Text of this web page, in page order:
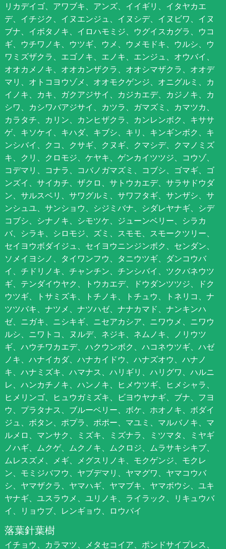
リカデイゴ、アワブキ、アンズ、イイギリ、イタヤカエ
デ、イチジク、イヌエンジュ、イヌシデ、イヌビワ、イヌ
ブナ、イボタノキ、イロハモミジ、ウグイスカグラ、ウコ
ギ、ウチワノキ、ウツギ、ウメ、ウメモドキ、ウルシ、ウ
ワミズザクラ、エゴノキ、エノキ、エンジュ、オウバイ、
オオカメノキ、オオカンザクラ、オオシマザクラ、オオデ
マリ、オトコヨウゾメ、オオモクゲンジ、オニグルミ、カ
イノキ、カキ、ガクアジサイ、カジカエデ、カジノキ、カ
シワ、カシワバアジサイ、カツラ、ガマズミ、カマツカ、
カラタチ、カリン、カンヒザクラ、カンレンボク、キササ
ゲ、キソケイ、キハダ、キブシ、キリ、キンギンボク、キ
ンシバイ、クコ、クサギ、クヌギ、クマシデ、クマノミズ
キ、クリ、クロモジ、ケヤキ、ゲンカイツツジ、コウゾ、
コデマリ、コナラ、コバノガマズミ、コブシ、ゴマギ、ゴ
ンズイ、サイカチ、ザクロ、サトウカエデ、サラサドウダ
ン、サルスベリ、サワグルミ、サワフタギ、サンザシ、サ
ンシュユ、サンショウ、シジミバナ、シダレヤナギ、シデ
コブシ、シナノキ、シモツケ、ジューンベリー、シラカ
バ、シラキ、シロモジ、ズミ、スモモ、スモークツリー、
セイヨウボダイジュ、セイヨウニンジンボク、センダン、
ソメイヨシノ、タイワンフウ、タニウツギ、ダンコウバ
イ、チドリノキ、チャンチン、チンシバイ、ツクバネウツ
ギ、テンダイウヤク、トウカエデ、ドウダンツツジ、ドク
ウツギ、トサミズキ、トチノキ、トチュウ、トネリコ、ナ
ツツバキ、ナツメ、ナツハゼ、ナナカマド、ナンキンハ
ゼ、ニガキ、ニシキギ、ニセアカシア、ニワウメ、ニワウ
ルシ、ニワトコ、ヌルデ、ネジキ、ネムノキ、ノリウツ
ギ、ハウチワカエデ、ハクウンボク、ハコネウツギ、ハゼ
ノキ、ハナイカダ、ハナカイドウ、ハナズオウ、ハナノ
キ、ハナミズキ、ハマナス、ハリギリ、ハリグワ、ハルニ
レ、ハンカチノキ、ハンノキ、ヒメウツギ、ヒメシャラ、
ヒメリンゴ、ヒュウガミズキ、ビヨウヤナギ、ブナ、フヨ
ウ、プラタナス、ブルーベリー、ボケ、ホオノキ、ボダイ
ジュ、ボタン、ポプラ、ポポー、マユミ、マルバノキ、マ
ルメロ、マンサク、ミズキ、ミズナラ、ミツマタ、ミヤギ
ノハギ、ムクゲ、ムクノキ、ムクロジ、ムラサキシキブ、
ムレスズメ、メギ、メグスリノキ、モクゲンジ、モクレ
ン、モミジバフウ、ヤブデマリ、ヤマグワ、ヤマコウバ
シ、ヤマザクラ、ヤマハギ、ヤマブキ、ヤマボウシ、ユキ
ヤナギ、ユスラウメ、ユリノキ、ライラック、リキュウバ
イ、リョウブ、レンギョウ、ロウバイ
落葉針葉樹
イチョウ、カラマツ、メタセコイア、ポンドサイプレス、